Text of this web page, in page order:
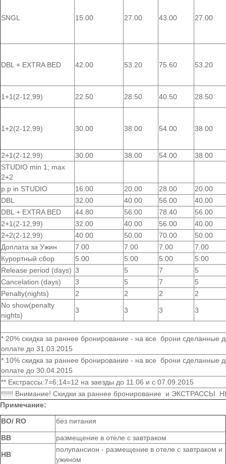
SNGL 15.00 27.00 43.00 27.00
DBL + EXTRA BED 42.00 53.20 75.60 53.20
1+1(2-12,99) 22.50 28.50 40.50 28.50
1+2(2-12,99) 30.00 38.00 54.00 38.00
2+1(2-12,99) 30.00 38.00 54.00
38.00
STUDIO min 1; max
2+2
p.p in STUDIO
16.00 20.00 28.00
20.00
DBL
32.00 40.00 56.00
40.00
DBL + EXTRA BED
44.80 56.00 78.40
56.00
2+1(2-12,99)
32.00 40.00 56.00
40.00
2+2(2-12,99)
40.00 50.00 70.00
50.00
Доплата за Ужин
7.00 7.00 7.00
7.00
Курортный сбор
5.00 5.00 5.00
5.00
Release period (days) 3 5 7
5
Cancelation (days)
3 5 7
5
Penalty(nights)
2 2 2
2
No show(penalty
nights)
3 3 3 3
* 20% скидка за раннее бронирование - на все брони сделанные
оплате до 31.03.2015
* 10% скидка за раннее бронирование - на все брони сделанные
оплате до 30.04.2015
** Екстрассы:7=6;14=12 на заезды до 11.06 и с 07.09.2015
!!!!!! Внимание! Скидки за раннее бронирование и
Примечание:
ВО/ RO
без питания
BB размещение в отеле с завтраком
HB
полупансион - размещение в отеле с завтраком и
ужином